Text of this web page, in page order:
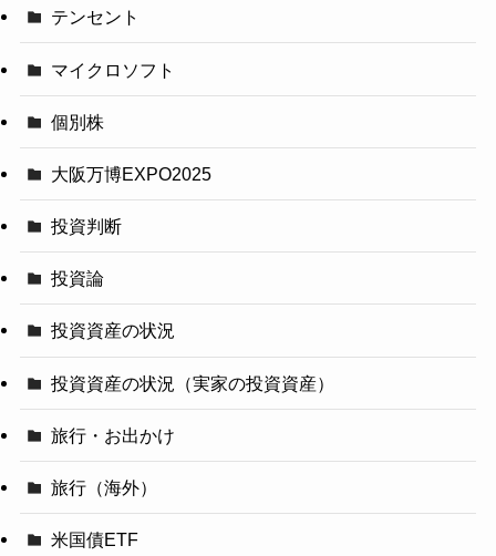
テンセント
マイクロソフト
個別株
大阪万博EXPO2025
投資判断
投資論
投資資産の状況
投資資産の状況（実家の投資資産）
旅行・お出かけ
旅行（海外）
米国債ETF